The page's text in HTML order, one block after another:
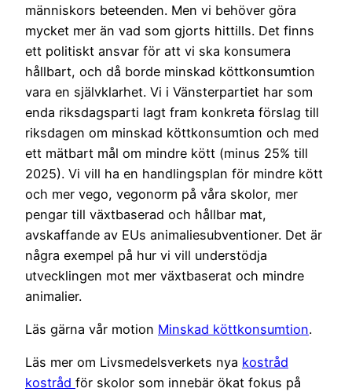
människors beteenden. Men vi behöver göra
mycket mer än vad som gjorts hittills. Det finns
ett politiskt ansvar för att vi ska konsumera
hållbart, och då borde minskad köttkonsumtion
vara en självklarhet. Vi i Vänsterpartiet har som
enda riksdagsparti lagt fram konkreta förslag till
riksdagen om minskad köttkonsumtion och med
ett mätbart mål om mindre kött (minus 25% till
2025). Vi vill ha en handlingsplan för mindre kött
och mer vego, vegonorm på våra skolor, mer
pengar till växtbaserad och hållbar mat,
avskaffande av EUs animaliesubventioner. Det är
några exempel på hur vi vill understödja
utvecklingen mot mer växtbaserat och mindre
animalier.
Läs gärna vår motion Minskad köttkonsumtion.
Läs mer om Livsmedelsverkets nya kostråd
kostråd för skolor som innebär ökat fokus på